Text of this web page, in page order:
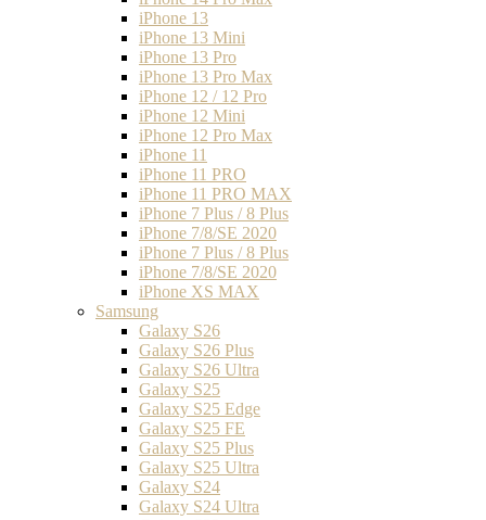
iPhone 13
iPhone 13 Mini
iPhone 13 Pro
iPhone 13 Pro Max
iPhone 12 / 12 Pro
iPhone 12 Mini
iPhone 12 Pro Max
iPhone 11
iPhone 11 PRO
iPhone 11 PRO MAX
iPhone 7 Plus / 8 Plus
iPhone 7/8/SE 2020
iPhone 7 Plus / 8 Plus
iPhone 7/8/SE 2020
iPhone XS MAX
Samsung
Galaxy S26
Galaxy S26 Plus
Galaxy S26 Ultra
Galaxy S25
Galaxy S25 Edge
Galaxy S25 FE
Galaxy S25 Plus
Galaxy S25 Ultra
Galaxy S24
Galaxy S24 Ultra